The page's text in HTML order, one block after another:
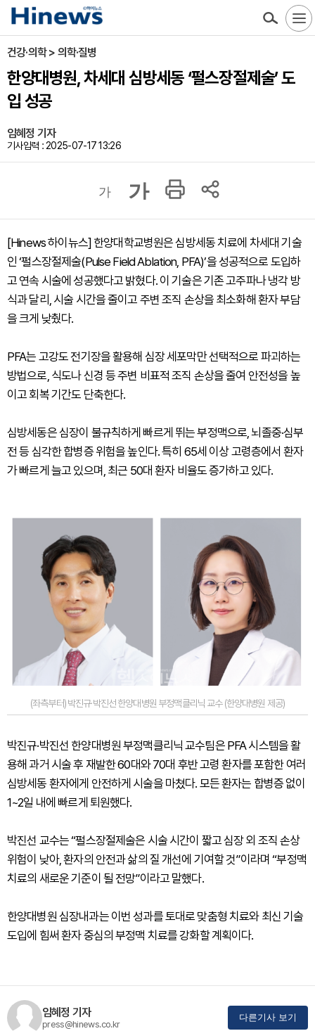
건강·의학 > 의학·질병
한양대병원, 차세대 심방세동 ‘펄스장절제술’ 도
입 성공
임혜정 기자
기사입력 : 2025-07-17 13:26
가 가
[Hinews 하이뉴스] 한양대학교병원은 심방세동 치료에 차세대 기술
인 ‘펄스장절제술(Pulse Field Ablation, PFA)’을 성공적으로 도입하
고 연속 시술에 성공했다고 밝혔다. 이 기술은 기존 고주파나 냉각 방
식과 달리, 시술 시간을 줄이고 주변 조직 손상을 최소화해 환자 부담
을 크게 낮췄다.
PFA는 고강도 전기장을 활용해 심장 세포막만 선택적으로 파괴하는
방법으로, 식도나 신경 등 주변 비표적 조직 손상을 줄여 안전성을 높
이고 회복 기간도 단축한다.
심방세동은 심장이 불규칙하게 빠르게 뛰는 부정맥으로, 뇌졸중·심부
전 등 심각한 합병증 위험을 높인다. 특히 65세 이상 고령층에서 환자
가 빠르게 늘고 있으며, 최근 50대 환자 비율도 증가하고 있다.
(좌측부터) 박진규·박진선 한양대병원 부정맥클리닉 교수 (한양대병원 제공)
박진규·박진선 한양대병원 부정맥클리닉 교수팀은 PFA 시스템을 활
용해 과거 시술 후 재발한 60대와 70대 후반 고령 환자를 포함한 여러
심방세동 환자에게 안전하게 시술을 마쳤다. 모든 환자는 합병증 없이
1~2일 내에 빠르게 퇴원했다.
박진선 교수는 “펄스장절제술은 시술 시간이 짧고 심장 외 조직 손상
위험이 낮아, 환자의 안전과 삶의 질 개선에 기여할 것”이라며 “부정맥
치료의 새로운 기준이 될 전망”이라고 말했다.
한양대병원 심장내과는 이번 성과를 토대로 맞춤형 치료와 최신 기술
도입에 힘써 환자 중심의 부정맥 치료를 강화할 계획이다.
임혜정 기자
press@hinews.co.kr
다른기사 보기